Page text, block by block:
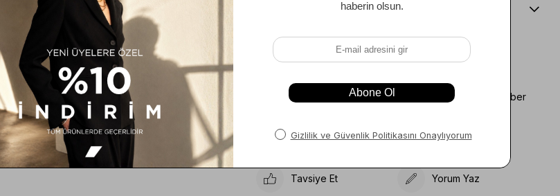
Beden Kılavuzu
Favorilere Ekle Koleksiyona Ekle
Karşılaştır
Fiyat Düşünce Haber
Gelince Haber Ver
Tavsiye Et Yorum Yaz